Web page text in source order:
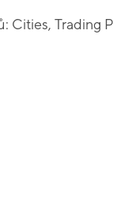
Cities, Trading